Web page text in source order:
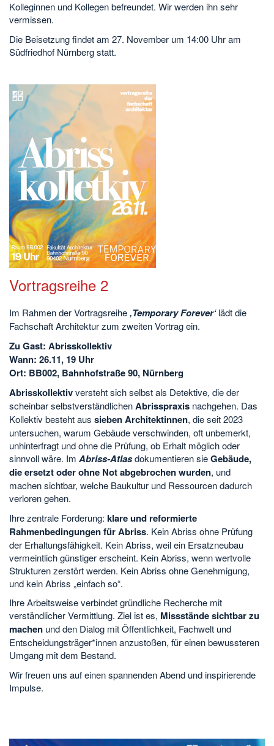
Kolleginnen und Kollegen befreundet. Wir werden ihn sehr
vermissen.
Die Beisetzung findet am 27. November um 14:00 Uhr am
Südfriedhof Nürnberg statt.
Vortragsreihe 2
Im Rahmen der Vortragsreihe‚Temporary Forever‘lädt die
Fachschaft Architektur zum zweiten Vortrag ein.
Zu Gast: Abrisskollektiv
Wann: 26.11, 19 Uhr
Ort: BB002, Bahnhofstraße 90, Nürnberg
Abrisskollektivversteht sich selbst als Detektive, die der
scheinbar selbstverständlichenAbrisspraxis nachgehen. Das
Kollektiv besteht aus sieben Architektinnen, die seit 2023
untersuchen, warum Gebäude verschwinden, oft unbemerkt,
unhinterfragt und ohne die Prüfung, ob Erhalt möglich oder
sinnvoll wäre. Im Abriss-Atlasdokumentieren sieGebäude,
die ersetzt oder ohne Not abgebrochen wurden, und
machen sichtbar, welche Baukultur und Ressourcen dadurch
verloren gehen.
Ihre zentrale Forderung: klare und reformierte
Rahmenbedingungen für Abriss. Kein Abriss ohne Prüfung
der Erhaltungsfähigkeit. Kein Abriss, weil ein Ersatzneubau
vermeintlich günstiger erscheint. Kein Abriss, wenn wertvolle
Strukturen zerstört werden. Kein Abriss ohne Genehmigung,
und kein Abriss „einfach so“.
Ihre Arbeitsweise verbindet gründliche Recherche mit
verständlicher Vermittlung. Ziel ist es, Missstände sichtbar zu
machen und den Dialog mit Öffentlichkeit, Fachwelt und
Entscheidungsträger*innen anzustoßen, für einen bewussteren
Umgang mit dem Bestand.
Wir freuen uns auf einen spannenden Abend und inspirierende
Impulse.